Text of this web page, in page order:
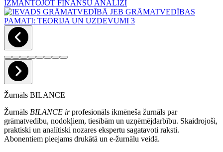
Žurnāls BILANCE
Žurnāls BILANCE irprofesionāls ikmēneša žurnāls par
grāmatvedību, nodokļiem, tiesībām un uzņēmējdarbību. Skaidrojoši,
praktiski un analītiski nozares ekspertu sagatavoti raksti.
Abonentiem pieejams drukātā un e-žurnālu veidā.